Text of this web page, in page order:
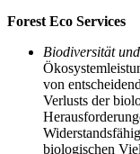
Forest Eco Services
Biodiversität
von
Verlusts der
biologischen